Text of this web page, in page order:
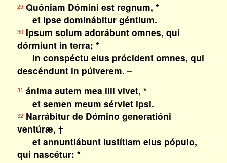
29Quóniam Dómini est regnum, *
et ipse dominábitur géntium.
30Ipsum solum adorábunt omnes, qui
dórmiunt in terra; *
in conspéctu eius prócident omnes, qui
descéndunt in púlverem. –
31ánima autem mea illi vivet, *
et semen meum sérviet ipsi.
32Narrábitur de Dómino generatióni
ventúræ, †
et annuntiábunt iustítiam eius pópulo,
qui nascétur: *